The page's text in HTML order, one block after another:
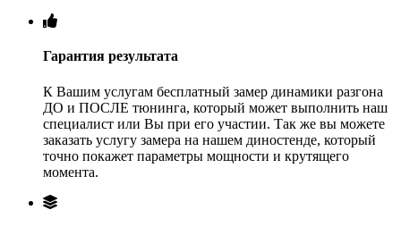
Гарантия результата
К Вашим услугам бесплатный замер динамики разгона
ДО и ПОСЛЕ тюнинга, который может выполнить наш
специалист или Вы при его участии. Так же вы можете
заказать услугу замера на нашем диностенде, который
точно покажет параметры мощности и крутящего
момента.